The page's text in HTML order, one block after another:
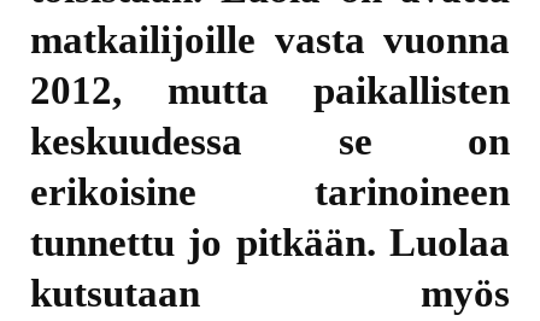
matkailijoille vasta vuonna
2012, mutta paikallisten
keskuudessa se on
erikoisine tarinoineen
tunnettu jo pitkään. Luolaa
kutsutaan myös